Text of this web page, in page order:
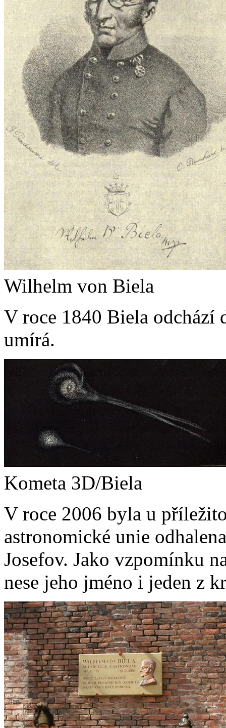
Wilhelm von Biela
V roce 1840 Biela odchází
umírá.
Kometa 3D/Biela
V roce 2006 byla u
astronomické unie
Josefov. Jako vzpomínku
nese jeho jméno i jeden z